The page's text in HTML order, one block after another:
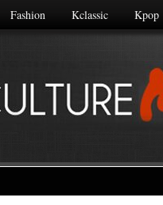
Fashion Kclassic Kpop